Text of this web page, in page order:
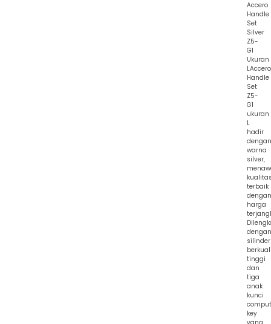
Accero
Handle
Set
Silver
Z5-
G1
Ukuran
LAccero
Handle
Set
Z5-
G1
ukuran
L
hadir
dengan
warna
silver,
terbaik
dengan
harga
dengan
silinder
tinggi
dan
tiga
anak
kunci
key